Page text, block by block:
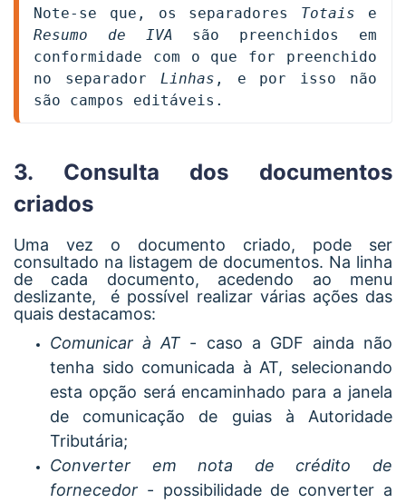
Note-se que, os separadores Totais
Resumo de IVA são preenchidos em
conformidade com o que for preenchido
no separador Linhas , e por isso não
são campos editáveis.
3. Consulta dos documentos
criados
Uma vez o documento criado, pode ser
consultado na listagem de documentos. Na linha
de cada documento, acedendo ao menu
deslizante, é possível realizar várias ações das
quais destacamos:
Comunicar à AT - caso a GDF ainda não
tenha sido comunicada à AT, selecionando
esta opção será encaminhado para a janela
de comunicação de guias à Autoridade
Tributária;
Converter em nota de crédito de
fornecedor - possibilidade de converter a